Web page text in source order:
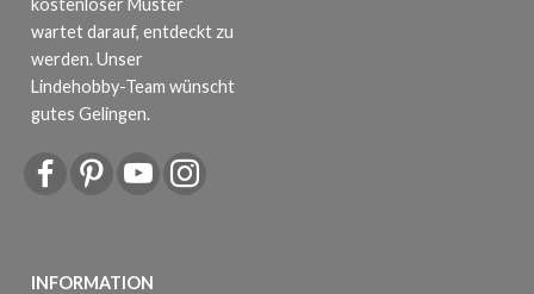
kostenloser Muster
wartet darauf, entdeckt zu
werden. Unser
Lindehobby-Team wünscht
gutes Gelingen.
INFORMATION